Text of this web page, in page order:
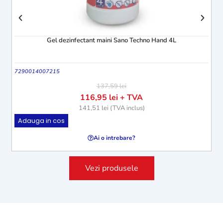
Gel dezinfectant maini Sano Techno Hand 4L
7290014007215
137,59lei
116,95 lei+ TVA
141,51 lei (TVA inclus)
Adauga in cos
Ai o intrebare?
Vezi produsele